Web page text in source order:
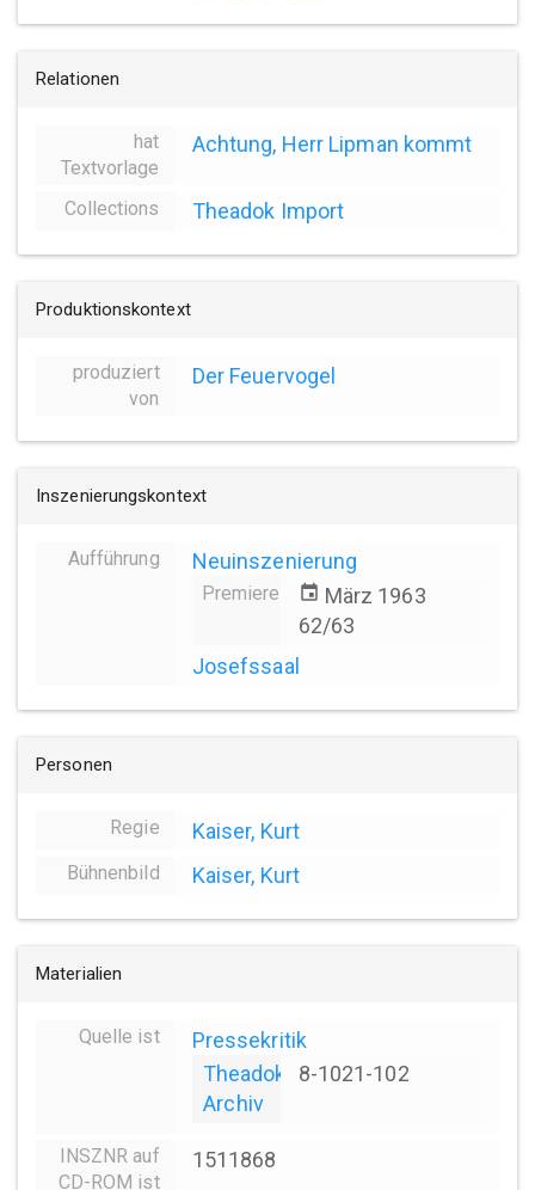
Relationen
hat
Textvorlage
Achtung, Herr Lipman kommt
Collections Theadok Import
Produktionskontext
produziert
von
Der Feuervogel
Inszenierungskontext
Aufführung Neuinszenierung
Premiere event März 1963
62/63
Josefssaal
Personen
Regie Kaiser, Kurt
Bühnenbild Kaiser, Kurt
Materialien
Quelle ist
Pressekritik
Theadok
Archiv
8-1021-102
INSZNR auf
CD-ROM ist
1511868